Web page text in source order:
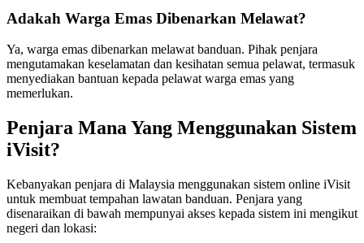
Adakah Warga Emas Dibenarkan Melawat?
Ya, warga emas dibenarkan melawat banduan. Pihak penjara
mengutamakan keselamatan dan kesihatan semua pelawat, termasuk
menyediakan bantuan kepada pelawat warga emas yang
memerlukan.
Penjara Mana Yang Menggunakan Sistem
iVisit?
Kebanyakan penjara di Malaysia menggunakan sistem online iVisit
untuk membuat tempahan lawatan banduan. Penjara yang
disenaraikan di bawah mempunyai akses kepada sistem ini mengikut
negeri dan lokasi: